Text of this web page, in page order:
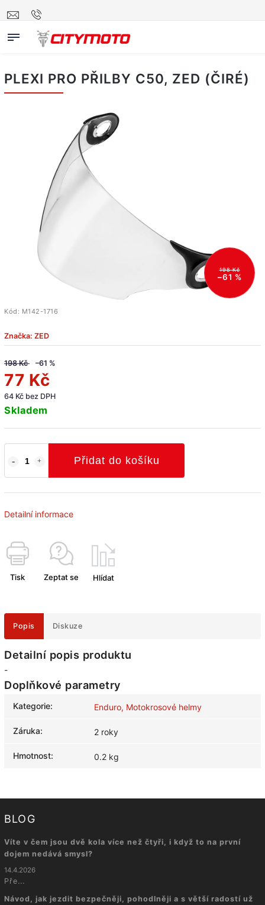
PLEXI PRO PŘILBY C50, ZED (ČIRÉ)
198 Kč
–61 %
Kód: M142-1716
Značka: ZED
198 Kč –61 %
77 Kč
64 Kč bez DPH
Skladem
Přidat do košíku
Detailní informace
Tisk Zeptat se Hlídat
Popis Diskuze
Detailní popis produktu
-
Doplňkové parametry
Kategorie: Enduro, Motokrosové helmy
Záruka: 2 roky
Hmotnost: 0.2 kg
BLOG
Víte v čem jsou dvě kola více než čtyři, i když to na první
dojem nedává smysl?
14.4.2026
Pře...
Návod, jak jezdit bezpečněji, pohodlněji a s větší radostí už